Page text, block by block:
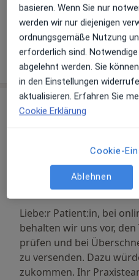
Galerie ansehen (3)
Mehr
Leistungen & Kosten
Beliebte Leistungen
Dr. B. v. Strachwitz-
Dr. Sebastian Korff
Liebe:r Patient:in, bei
behalten wir uns vor,
prüfen und bei
zu versenden. Dazu
zukommen. Ihr
basieren. Wenn Sie nur
werden wir nur diejenigen
ordnungsgemäße Nutzung
erforderlich sind.
abgelehnt werden. Sie
in den Einstellungen
aktualisieren. Erfahren Sie
Cookie Erklärung
Cookie-
Ablehnen